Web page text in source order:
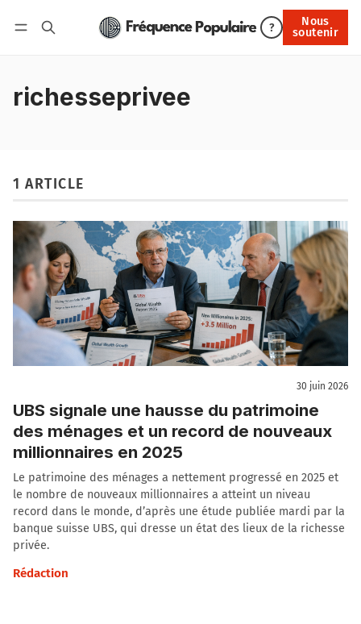
?
Nous
soutenir
Nous soutenir
richesseprivee
1 ARTICLE
30 juin 2026
UBS signale une hausse du patrimoine
des ménages et un record de nouveaux
millionnaires en 2025
Le patrimoine des ménages a nettement progressé en 2025 et
le nombre de nouveaux millionnaires a atteint un niveau
record dans le monde, d’après une étude publiée mardi par la
banque suisse UBS, qui dresse un état des lieux de la richesse
privée.
Rédaction